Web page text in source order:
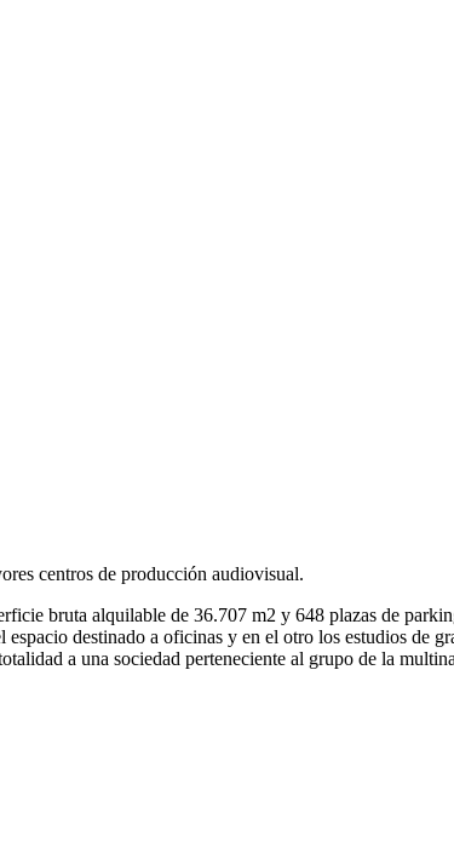
centros de producción audiovisual.
bruta alquilable de 36.707 m2 y 648 plazas de
destinado a oficinas y en el otro los estudios de
a una sociedad perteneciente al grupo de la